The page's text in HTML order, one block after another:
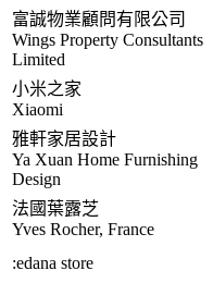
富誠物業顧問有限公司
Wings Property Consultants
Limited
小米之家
Xiaomi
雅軒家居設計
Ya Xuan Home Furnishing
Design
法國葉露芝
Yves Rocher, France
:edana store